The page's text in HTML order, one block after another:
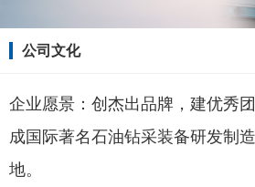
公司文化
企业愿景：创杰出品牌，建优秀
成国际著名石油钻采装备研发制
地。